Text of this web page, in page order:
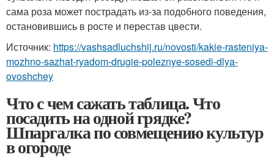
сама роза может пострадать из-за подобного поведения,
остановившись в росте и перестав цвести.
Источник: https://vashsadluchshij.ru/novosti/kakie-rasteniya-
mozhno-sazhat-ryadom-drugie-poleznye-sosedi-dlya-
ovoshchey
Что с чем сажать таблица. Что
посадить на одной грядке?
Шпаргалка по совмещению культур
в огороде